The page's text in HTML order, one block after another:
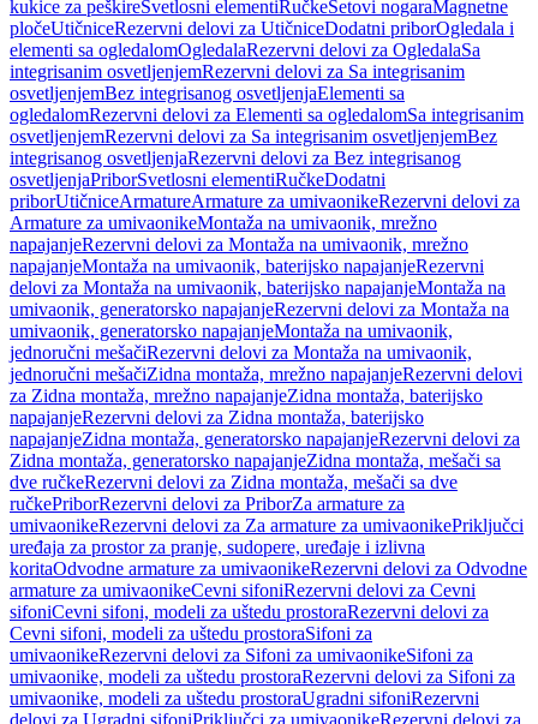
kukice za peškireSvetlosni elementiRučkeSetovi nogaraMagnetne
pločeUtičniceRezervni delovi za UtičniceDodatni priborOgledala i
elementi sa ogledalomOgledalaRezervni delovi za OgledalaSa
integrisanim osvetljenjemRezervni delovi za Sa integrisanim
osvetljenjemBez integrisanog osvetljenjaElementi sa
ogledalomRezervni delovi za Elementi sa ogledalomSa integrisanim
osvetljenjemRezervni delovi za Sa integrisanim osvetljenjemBez
integrisanog osvetljenjaRezervni delovi za Bez integrisanog
osvetljenjaPriborSvetlosni elementiRučkeDodatni
priborUtičniceArmatureArmature za umivaonikeRezervni delovi za
Armature za umivaonikeMontaža na umivaonik, mrežno
napajanjeRezervni delovi za Montaža na umivaonik, mrežno
napajanjeMontaža na umivaonik, baterijsko napajanjeRezervni
delovi za Montaža na umivaonik, baterijsko napajanjeMontaža na
umivaonik, generatorsko napajanjeRezervni delovi za Montaža na
umivaonik, generatorsko napajanjeMontaža na umivaonik,
jednoručni mešačiRezervni delovi za Montaža na umivaonik,
jednoručni mešačiZidna montaža, mrežno napajanjeRezervni delovi
za Zidna montaža, mrežno napajanjeZidna montaža, baterijsko
napajanjeRezervni delovi za Zidna montaža, baterijsko
napajanjeZidna montaža, generatorsko napajanjeRezervni delovi za
Zidna montaža, generatorsko napajanjeZidna montaža, mešači sa
dve ručkeRezervni delovi za Zidna montaža, mešači sa dve
ručkePriborRezervni delovi za PriborZa armature za
umivaonikeRezervni delovi za Za armature za umivaonikePriključci
uređaja za prostor za pranje, sudopere, uređaje i izlivna
koritaOdvodne armature za umivaonikeRezervni delovi za Odvodne
armature za umivaonikeCevni sifoniRezervni delovi za Cevni
sifoniCevni sifoni, modeli za uštedu prostoraRezervni delovi za
Cevni sifoni, modeli za uštedu prostoraSifoni za
umivaonikeRezervni delovi za Sifoni za umivaonikeSifoni za
umivaonike, modeli za uštedu prostoraRezervni delovi za Sifoni za
umivaonike, modeli za uštedu prostoraUgradni sifoniRezervni
delovi za Ugradni sifoniPriključci za umivaonikeRezervni delovi za